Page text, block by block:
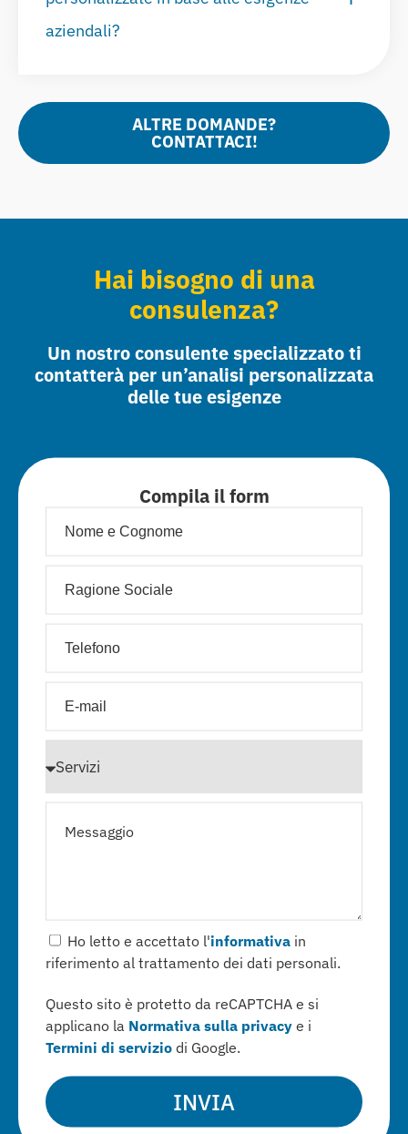
aziendali?
ALTRE DOMANDE?
CONTATTACI!
Hai bisogno di una
consulenza?
Un nostro consulente specializzato ti
contatterà per un’analisi personalizzata
delle tue esigenze
Compila il form
Ho letto e accettato l'informativa in
riferimento al trattamento dei dati personali.
Questo sito è protetto da reCAPTCHA e si
applicano la Normativa sulla privacy e i
Termini di servizio di Google.
INVIA